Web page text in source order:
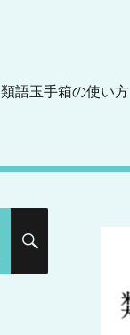
類語玉手箱の使い方